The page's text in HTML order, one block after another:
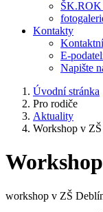
ŠK.ROK
Kontakty
E-
Napište
Úvodní stránka
Pro rodiče
Aktuality
Workshop v
workshop v ZŠ